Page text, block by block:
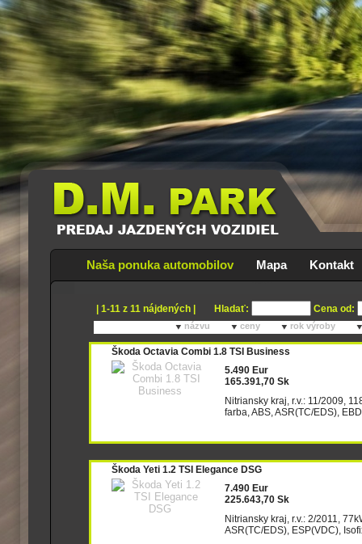
Naša ponuka automobilov Mapa Kontakt
| 1-11 z 11 nájdených | Hladať: Cena od:
názvu ceny rok výroby
Škoda Octavia Combi 1.8 TSI Business
5.490 Eur
165.391,70 Sk
Nitriansky kraj, r.v.: 11/2009,
farba, ABS, ASR(TC/EDS),
Škoda Yeti 1.2 TSI Elegance DSG
7.490 Eur
225.643,70 Sk
Nitriansky kraj, r.v.: 2/2011,
ASR(TC/EDS), ESP(VDC),